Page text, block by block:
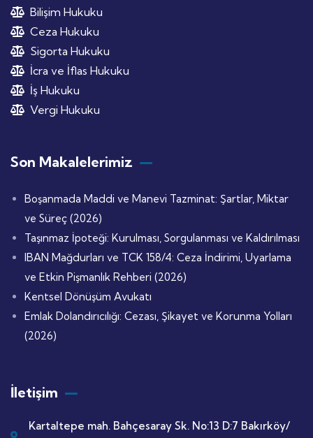
Bilişim Hukuku
Ceza Hukuku
Sigorta Hukuku
İcra ve İflas Hukuku
İş Hukuku
Vergi Hukuku
Son Makalelerimiz
Boşanmada Maddi ve Manevi Tazminat: Şartlar, Miktar
ve Süreç (2026)
Taşınmaz İpoteği: Kurulması, Sorgulanması ve Kaldırılması
IBAN Mağdurları ve TCK 158/4: Ceza İndirimi, Uyarlama
ve Etkin Pişmanlık Rehberi (2026)
Kentsel Dönüşüm Avukatı
Emlak Dolandırıcılığı: Cezası, Şikayet ve Korunma Yolları
(2026)
İletişim
Kartaltepe mah. Bahçesaray Sk. No:13 D:7 Bakırköy/